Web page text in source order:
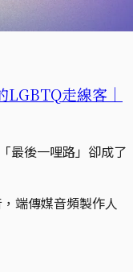
走線客｜
最後一哩路」卻成了
端傳媒音頻製作人